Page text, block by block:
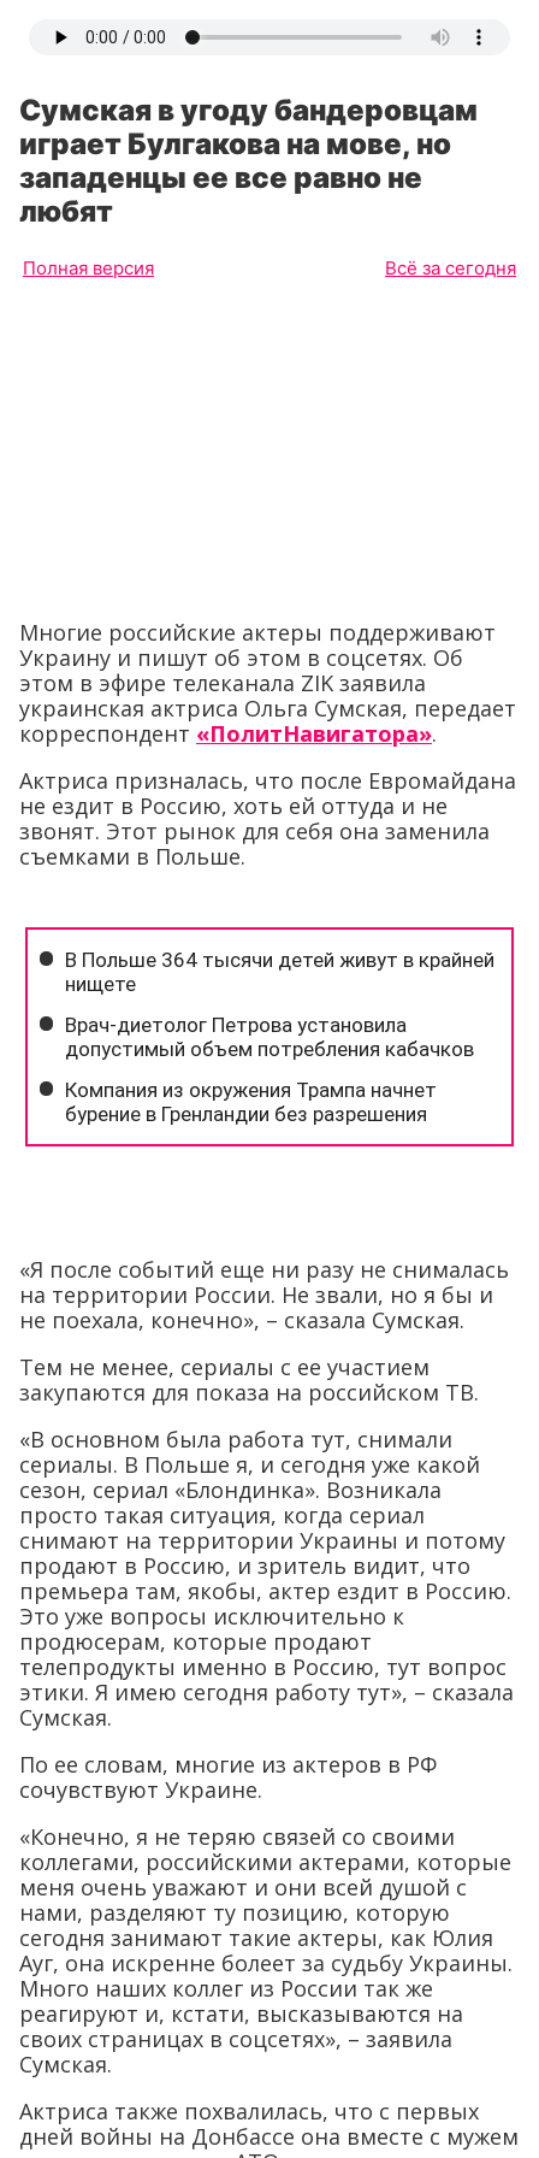
Сумская в угоду бандеровцам
играет Булгакова на мове, но
западенцы ее все равно не
любят
Полная версия Всё за сегодня
Многие российские актеры поддерживают
Украину и пишут об этом в соцсетях. Об
этом в эфире телеканала ZIK заявила
украинская актриса Ольга Сумская, передает
корреспондент «ПолитНавигатора».
Актриса призналась, что после Евромайдана
не ездит в Россию, хоть ей оттуда и не
звонят. Этот рынок для себя она заменила
съемками в Польше.
«Я после событий еще ни разу не снималась
на территории России. Не звали, но я бы и
не поехала, конечно», – сказала Сумская.
Тем не менее, сериалы с ее участием
закупаются для показа на российском ТВ.
«В основном была работа тут, снимали
сериалы. В Польше я, и сегодня уже какой
сезон, сериал «Блондинка». Возникала
просто такая ситуация, когда сериал
снимают на территории Украины и потому
продают в Россию, и зритель видит, что
премьера там, якобы, актер ездит в Россию.
Это уже вопросы исключительно к
продюсерам, которые продают
телепродукты именно в Россию, тут вопрос
этики. Я имею сегодня работу тут», – сказала
Сумская.
По ее словам, многие из актеров в РФ
сочувствуют Украине.
«Конечно, я не теряю связей со своими
коллегами, российскими актерами, которые
меня очень уважают и они всей душой с
нами, разделяют ту позицию, которую
сегодня занимают такие актеры, как Юлия
Ауг, она искренне болеет за судьбу Украины.
Много наших коллег из России так же
реагируют и, кстати, высказываются на
своих страницах в соцсетях», – заявила
Сумская.
Актриса также похвалилась, что с первых
дней войны на Донбассе она вместе с мужем